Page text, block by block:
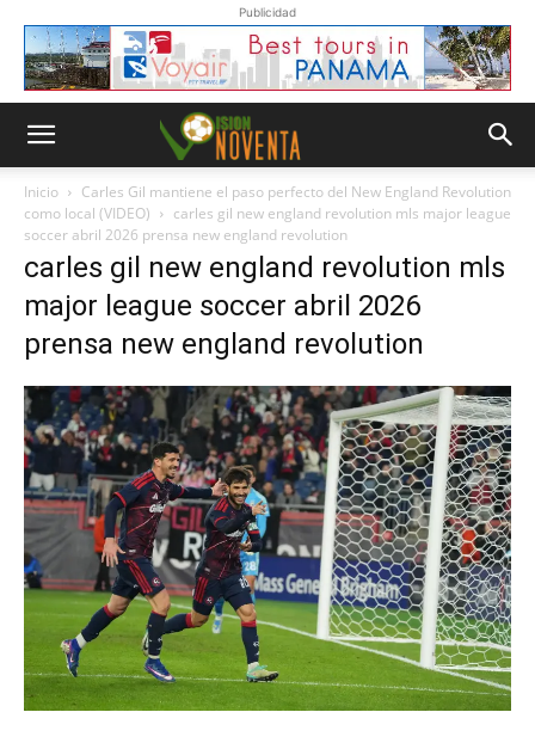
Publicidad
Inicio
Carles Gil mantiene el paso perfecto del New England Revolution
como local (VIDEO)
carles gil new england revolution mls major league
soccer abril 2026 prensa new england revolution
carles gil new england revolution mls
major league soccer abril 2026
prensa new england revolution